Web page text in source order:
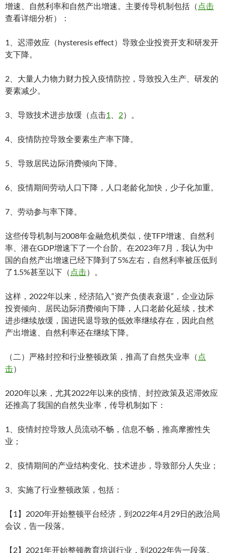
增速、自然利率和自然产出增速。主要传导机制包括（ 点击
查看详细分析）：
1、迟滞效应（hysteresis effect）导致企业投资开支和研发开
支下降。
2、大量人力物力财力投入疫情防控，导致投入生产、研发的
要素减少。
3、导致技术进步放缓（点击1 2）。
4、疫情防控导致全要素生产率下降。
5、导致居民边际消费倾向下降。
6、疫情期间劳动人口下降，人口老龄化加快，少子化加重。
7、劳动参与率下降。
这些传导机制与2008年金融危机类似，使TFP增速、自然利
率、潜在GDP增速下了一个台阶。在2023年7月，我认为中
国的自然产出增速已经下降到了5%左右，自然利率被压低到
了1.5%甚至以下（ 点击）。
这样，2022年以来，经济陷入“资产负债表衰退”，企业边际
投资倾向、居民边际消费倾向下降，人口老龄化延续，技术
进步继续放缓，国进民退导致的低效率继续存在，因此自然
产出增速、自然利率还在继续下降。
（二）严格封控和行业整顿政策，推高了自然失业率（ 点
击）
2020年以来，尤其2022年以来的疫情、封控政策及迟滞效应
还推高了我国的自然失业率，传导机制如下：
1、疫情封控导致人员流动不畅，信息不畅，推高摩擦性失
业；
2、疫情期间的产业结构变化、技术进步，导致部分人失业；
3、实施了行业整顿政策，包括：
【1】2020年开始整顿平台经济，到2022年4月29日的政治局
会议，告一段落。
【2】2021年开始整顿教育培训行业，到2022年告一段落。